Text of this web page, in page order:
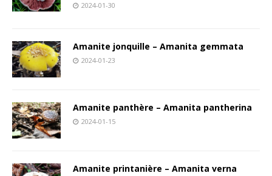
2024-01-30
Amanite jonquille – Amanita gemmata
2024-01-23
Amanite panthère – Amanita pantherina
2024-01-15
Amanite printanière – Amanita verna